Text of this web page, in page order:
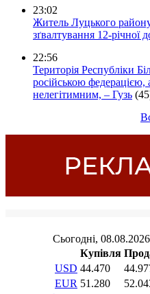
23:02
Житель Луцького району
зґвалтування 12-річної
22:56
Територія Республіки
російською
нелегітимним, – Гузь